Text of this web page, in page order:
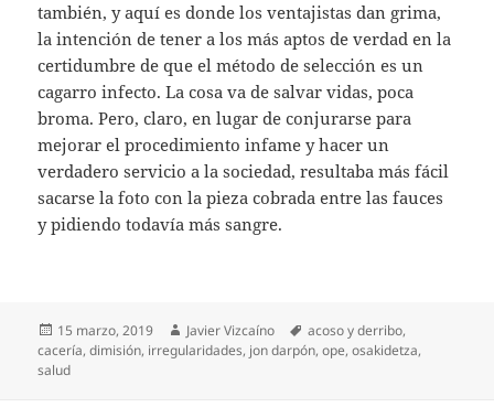
también, y aquí es donde los ventajistas dan grima,
la intención de tener a los más aptos de verdad en la
certidumbre de que el método de selección es un
cagarro infecto. La cosa va de salvar vidas, poca
broma. Pero, claro, en lugar de conjurarse para
mejorar el procedimiento infame y hacer un
verdadero servicio a la sociedad, resultaba más fácil
sacarse la foto con la pieza cobrada entre las fauces
y pidiendo todavía más sangre.
Publicado
el
15 marzo, 2019 Autor
Javier Vizcaíno Etiquetas
acoso y derribo,
cacería,dimisión, irregularidades, jon darpón,ope,osakidetza,
salud